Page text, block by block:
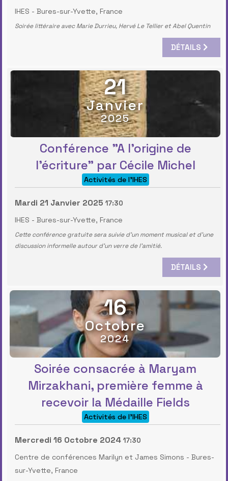
IHES - Bures-sur-Yvette, France
Soirée littéraire avec Marie Durrieu, Hervé Le Tellier et Abel Quentin
DÉTAILS
21
Janvier
2025
Conférence "A l'origine de
l'écriture" par Cécile Michel
Activités de l'IHES
Mardi 21 Janvier 2025 17:30
IHES - Bures-sur-Yvette, France
Cette conférence gratuite sera suivie d'un moment musical et d'une
discussion informelle autour d'un verre de l'amitié.
DÉTAILS
16
Octobre
2024
Soirée consacrée à Maryam
Mirzakhani, première femme à
recevoir la Médaille Fields
Activités de l'IHES
Mercredi 16 Octobre 2024 17:30
Centre de conférences Marilyn et James Simons - Bures-
sur-Yvette, France